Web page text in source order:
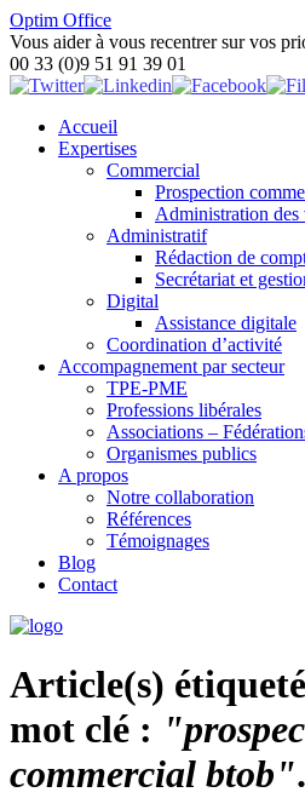
Optim Office
Vous aider à vous recentrer sur vos
00 33 (0)9 51 91 39 01
Accueil
Expertises
Commercial
Prospection
Administration des
Administratif
Rédaction de
Secrétariat et
Digital
Assistance digitale
Coordination d’activité
Accompagnement par secteur
TPE-PME
Professions libérales
Associations –
Organismes publics
A propos
Notre collaboration
Références
Témoignages
Blog
Contact
Article(s)
mot clé :
commercial btob".